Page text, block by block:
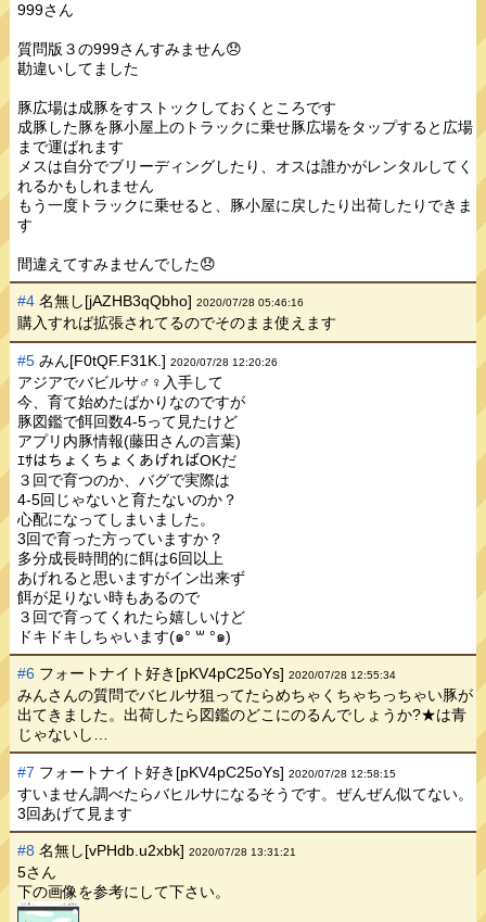
999さん
質問版３の999さんすみません😞
勘違いしてました
豚広場は成豚をすストックしておくところです
成豚した豚を豚小屋上のトラックに乗せ豚広場をタップすると広場
まで運ばれます
メスは自分でブリーディングしたり、オスは誰かがレンタルしてく
れるかもしれません
もう一度トラックに乗せると、豚小屋に戻したり出荷したりできま
す
間違えてすみませんでした😞
#4 名無し[jAZHB3qQbho]2020/07/28 05:46:16
購入すれば拡張されてるのでそのまま使えます
#5 みん[F0tQF.F31K.]2020/07/28 12:20:26
アジアでバビルサ♂♀入手して
今、育て始めたばかりなのですが
豚図鑑で餌回数4-5って見たけど
アプリ内豚情報(藤田さんの言葉)
ｴｻはちょくちょくあげればOKだ
３回で育つのか、バグで実際は
4-5回じゃないと育たないのか？
心配になってしまいました。
3回で育った方っていますか？
多分成長時間的に餌は6回以上
あげれると思いますがイン出来ず
餌が足りない時もあるので
３回で育ってくれたら嬉しいけど
ドキドキしちゃいます(๑° ꒳ °๑)
#6 フォートナイト好き[pKV4pC25oYs]2020/07/28 12:55:34
みんさんの質問でバヒルサ狙ってたらめちゃくちゃちっちゃい豚が
出てきました。出荷したら図鑑のどこにのるんでしょうか?★は青
じゃないし…
#7 フォートナイト好き[pKV4pC25oYs]2020/07/28 12:58:15
すいません調べたらバヒルサになるそうです。ぜんぜん似てない。
3回あげて見ます
#8 名無し[vPHdb.u2xbk]2020/07/28 13:31:21
5さん
下の画像を参考にして下さい。